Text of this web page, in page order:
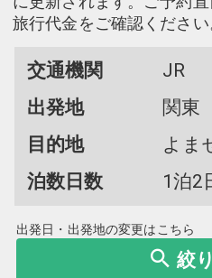
旅行代金をご確認ください
交通機関
JR
出発地
関東
目的地
よま
泊数日数
1泊2
出発日・出発地の変更はこちら
絞